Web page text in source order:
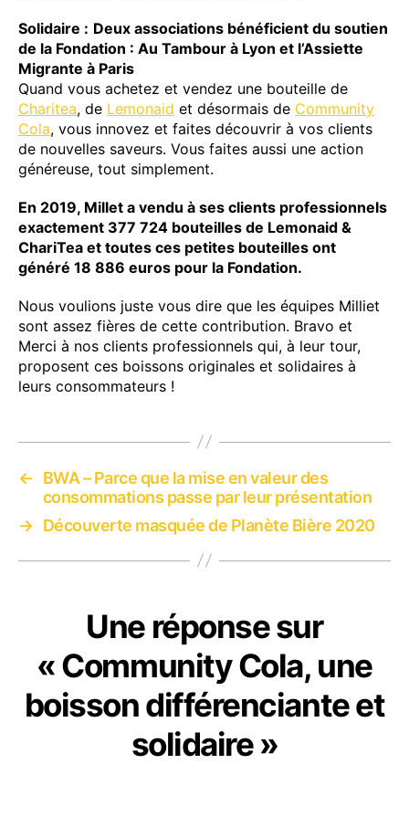
Solidaire : Deux associations bénéficient du soutien
de la Fondation : Au Tambour à Lyon et l’Assiette
Migrante à Paris
Quand vous achetez et vendez une bouteille de
Charitea, de Lemonaid et désormais de Community
Cola, vous innovez et faites découvrir à vos clients
de nouvelles saveurs. Vous faites aussi une action
généreuse, tout simplement.
En 2019, Millet a vendu à ses clients professionnels
exactement 377 724 bouteilles de Lemonaid &
ChariTea et toutes ces petites bouteilles ont
généré 18 886 euros pour la Fondation.
Nous voulions juste vous dire que les équipes Milliet
sont assez fières de cette contribution. Bravo et
Merci à nos clients professionnels qui, à leur tour,
proposent ces boissons originales et solidaires à
leurs consommateurs !
←
BWA – Parce que la mise en valeur des
consommations passe par leur présentation
→ Découverte masquée de Planète Bière 2020
Une réponse sur
« Community Cola, une
boisson différenciante et
solidaire »